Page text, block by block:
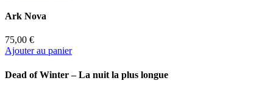
Ark Nova
75,00 €
Ajouter au panier
Dead of Winter – La nuit la plus longue